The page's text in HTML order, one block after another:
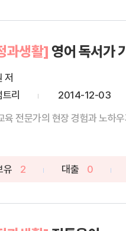
과생활] 영어 독서가
저
리
2014-12-03
육 전문가의 현장 경험과 노하
유 2 대출 0